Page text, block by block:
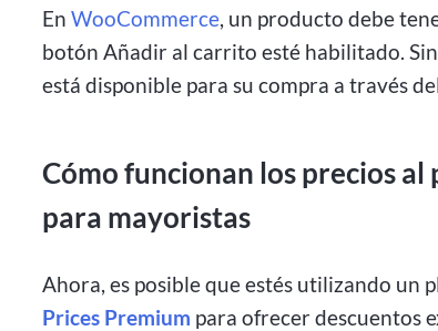
EnWooCommerce, un producto debe
botón Añadir al carrito esté habilitado.
está disponible para su compra a través
Cómo funcionan los precios
para mayoristas
Ahora, es posible que estés utilizando un
Prices Premium para ofrecer descuentos